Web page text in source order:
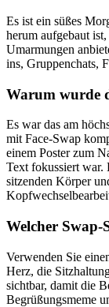
Es ist ein süßes
herum aufgebaut
Umarmungen
ins, Gruppenchats,
Warum wurde
Es war das am
mit Face-Swap
einem Poster zum
Text fokussiert war.
sitzenden Körper
Welcher
Verwenden Sie
Herz, die
sichtbar, damit die
Begrüßungsmeme